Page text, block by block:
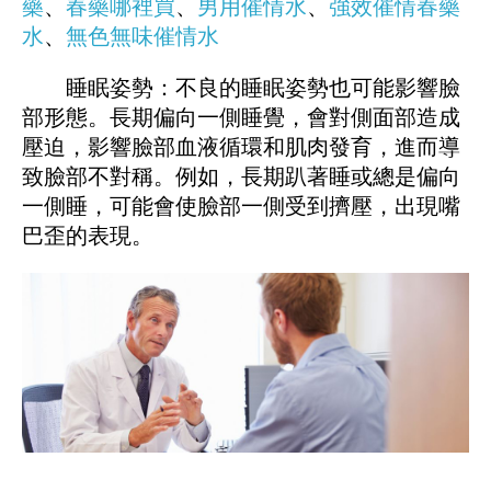
藥、 春藥哪裡買、 男用催情水、 強效催情春藥
水、 無色無味催情水
睡眠姿勢：不良的睡眠姿勢也可能影響臉
部形態。長期偏向一側睡覺，會對側面部造成
壓迫，影響臉部血液循環和肌肉發育，進而導
致臉部不對稱。例如，長期趴著睡或總是偏向
一側睡，可能會使臉部一側受到擠壓，出現嘴
巴歪的表現。